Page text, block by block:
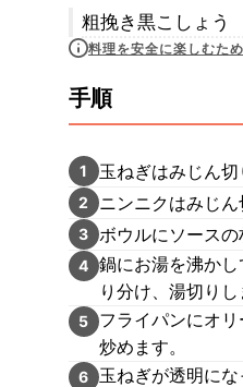
粗挽き黒こしょう
料理を安全に楽しむた
手順
1 玉ねぎはみじん切
2 ニンニクはみじん
3 ボウルにソースの
4 鍋にお湯を沸か
り分け、湯切りし
5
フライパンにオ
炒めます。
6
玉ねぎが透明に